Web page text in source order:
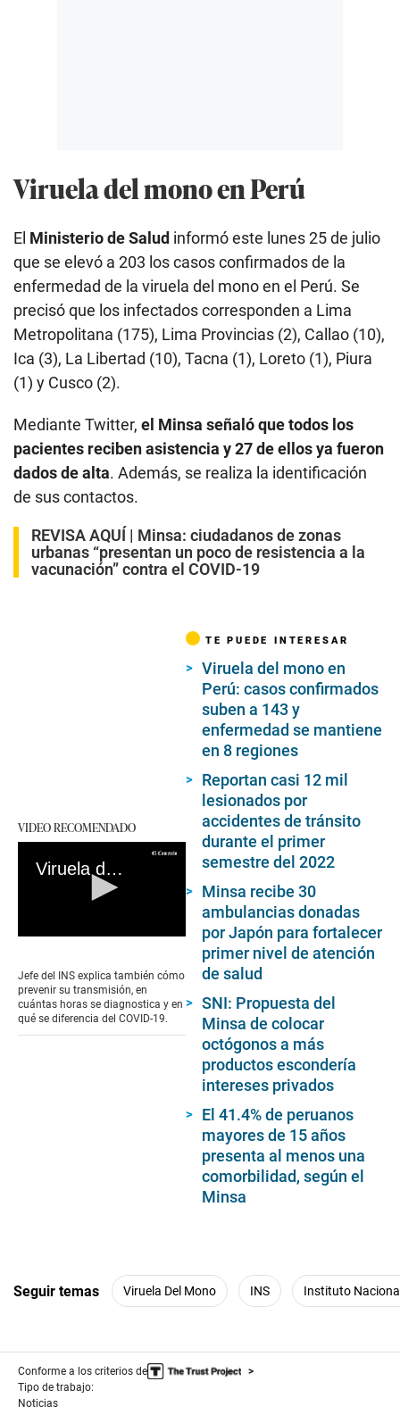
Viruela del mono en Perú
El Ministerio de Salud informó este lunes 25 de julio
que se elevó a 203 los casos confirmados de la
enfermedad de la viruela del mono en el Perú. Se
precisó que los infectados corresponden a Lima
Metropolitana (175), Lima Provincias (2), Callao (10),
Ica (3), La Libertad (10), Tacna (1), Loreto (1), Piura
(1) y Cusco (2).
Mediante Twitter, el Minsa señaló que todos los
pacientes reciben asistencia y 27 de ellos ya fueron
dados de alta. Además, se realiza la identificación
de sus contactos.
REVISA AQUÍ | Minsa: ciudadanos de zonas
urbanas “presentan un poco de resistencia a la
vacunación” contra el COVID-19
VIDEO RECOMENDADO
Viruela del mono - Minsa
of
0
seconds
Jefe del INS explica también cómo
prevenir su transmisión, en
cuántas horas se diagnostica y en
qué se diferencia del COVID-19.
TE PUEDE INTERESAR
Viruela del mono en
Perú: casos confirmados
suben a 143 y
enfermedad se mantiene
en 8 regiones
Reportan casi 12 mil
lesionados por
accidentes de tránsito
durante el primer
semestre del 2022
Minsa recibe 30
ambulancias donadas
por Japón para fortalecer
primer nivel de atención
de salud
SNI: Propuesta del
Minsa de colocar
octógonos a más
productos escondería
intereses privados
El 41.4% de peruanos
mayores de 15 años
presenta al menos una
comorbilidad, según el
Minsa
Seguir temas Viruela Del Mono INS Instituto
Conforme a los criterios de
Tipo de trabajo:
Noticias